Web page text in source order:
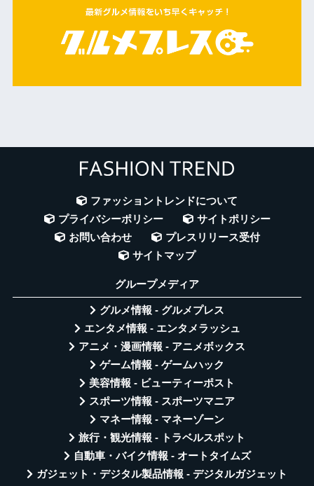
ファッショントレンドについて
プライバシーポリシー
サイトポリシー
お問い合わせ
プレスリリース受付
サイトマップ
グループメディア
グルメ情報 - グルメプレス
エンタメ情報 - エンタメラッシュ
アニメ・漫画情報 - アニメボックス
ゲーム情報 - ゲームハック
美容情報 - ビューティーポスト
スポーツ情報 - スポーツマニア
マネー情報 - マネーゾーン
旅行・観光情報 - トラベルスポット
自動車・バイク情報 - オートタイムズ
ガジェット・デジタル製品情報 - デジタルガジェット